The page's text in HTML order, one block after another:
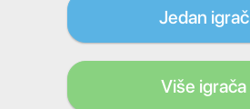
Jedan igrač
Više igrača